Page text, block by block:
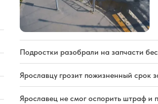
Подростки разобрали на запчасти
Ярославцу грозит пожизненный срок
Ярославец не смог оспорить штраф и